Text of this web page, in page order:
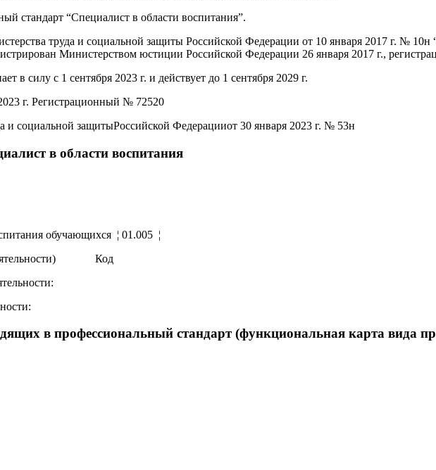
стандарт “Специалист в области воспитания”.
труда и социальной защиты Российской Федерации от 10 января 2017 г. № 10н
Министерством юстиции Российской Федерации 26 января 2017 г.,
в силу с 1 сентября 2023 г. и действует до 1 сентября 2029 г.
г. Регистрационный № 72520
социальной защитыРоссийской Федерацииот 30 января 2023 г. № 53н
в области воспитания
обучающихся ¦ 01.005 ¦
деятельности) Код
в профессиональный стандарт (функциональная карта вида